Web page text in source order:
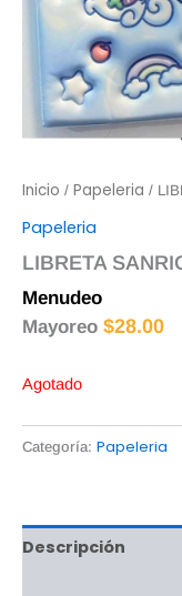
Inicio / Papeleria /
Papeleria
LIBRETA
Menudeo
Mayoreo $28.00
Agotado
Categoría: Papeleria
Descripción